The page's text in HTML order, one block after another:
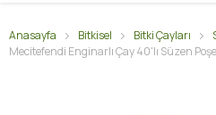
Anasayfa Bitkisel Bitki Çayları
Mecitefendi Enginarlı Çay 40'lı Süzen